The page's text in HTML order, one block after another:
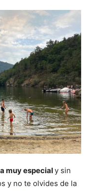
muy especialy sin
y no te olvides de la